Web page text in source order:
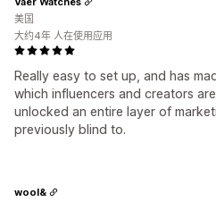
Really easy to set up, and has
which influencers and creators
unlocked an entire layer of
previously blind to.
美国
大约4年 人在使用应用
wool&